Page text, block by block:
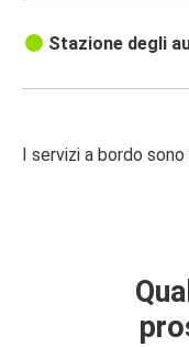
Stazione degli
I servizi a bordo